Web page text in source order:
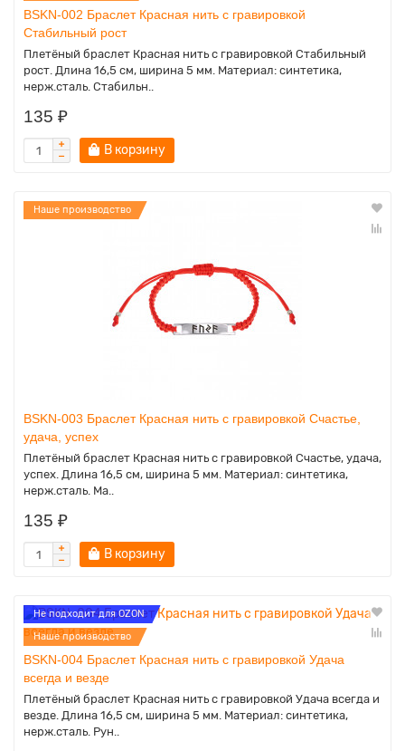
BSKN-002 Браслет Красная нить с гравировкой
Стабильный рост
Плетёный браслет Красная нить с гравировкой Стабильный
рост. Длина 16,5 см, ширина 5 мм. Материал: синтетика,
нерж.сталь. Стабильн..
135 ₽
В корзину
Наше производство
BSKN-003 Браслет Красная нить с гравировкой Счастье,
удача, успех
Плетёный браслет Красная нить с гравировкой Счастье, удача,
успех. Длина 16,5 см, ширина 5 мм. Материал: синтетика,
нерж.сталь. Ма..
135 ₽
В корзину
Не подходит для OZON
Наше производство
BSKN-004 Браслет Красная нить с гравировкой Удача
всегда и везде
Плетёный браслет Красная нить с гравировкой Удача всегда и
везде. Длина 16,5 см, ширина 5 мм. Материал: синтетика,
нерж.сталь. Рун..